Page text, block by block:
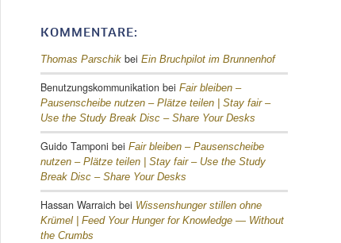
KOMMENTARE:
Thomas Parschik bei Ein Bruchpilot im Brunnenhof
Benutzungskommunikation bei Fair bleiben –
Pausenscheibe nutzen – Plätze teilen | Stay fair –
Use the Study Break Disc – Share Your Desks
Guido Tamponi bei Fair bleiben – Pausenscheibe
nutzen – Plätze teilen | Stay fair – Use the Study
Break Disc – Share Your Desks
Hassan Warraich bei Wissenshunger stillen ohne
Krümel | Feed Your Hunger for Knowledge — Without
the Crumbs